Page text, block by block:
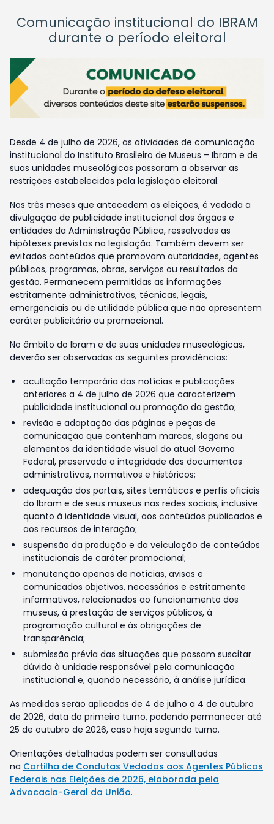
Comunicação institucional do IBRAM
durante o período eleitoral
Desde 4 de julho de 2026, as atividades de comunicação
institucional do Instituto Brasileiro de Museus – Ibram e de
suas unidades museológicas passaram a observar as
restrições estabelecidas pela legislação eleitoral.
Nos três meses que antecedem as eleições, é vedada a
divulgação de publicidade institucional dos órgãos e
entidades da Administração Pública, ressalvadas as
hipóteses previstas na legislação. Também devem ser
evitados conteúdos que promovam autoridades, agentes
públicos, programas, obras, serviços ou resultados da
gestão. Permanecem permitidas as informações
estritamente administrativas, técnicas, legais,
emergenciais ou de utilidade pública que não apresentem
caráter publicitário ou promocional.
No âmbito do Ibram e de suas unidades museológicas,
deverão ser observadas as seguintes providências:
ocultação temporária das notícias e publicações
anteriores a 4 de julho de 2026 que caracterizem
publicidade institucional ou promoção da gestão;
revisão e adaptação das páginas e peças de
comunicação que contenham marcas, slogans ou
elementos da identidade visual do atual Governo
Federal, preservada a integridade dos documentos
administrativos, normativos e históricos;
adequação dos portais, sites temáticos e perfis oficiais
do Ibram e de seus museus nas redes sociais, inclusive
quanto à identidade visual, aos conteúdos publicados e
aos recursos de interação;
suspensão da produção e da veiculação de conteúdos
institucionais de caráter promocional;
manutenção apenas de notícias, avisos e
comunicados objetivos, necessários e estritamente
informativos, relacionados ao funcionamento dos
museus, à prestação de serviços públicos, à
programação cultural e às obrigações de
transparência;
submissão prévia das situações que possam suscitar
dúvida à unidade responsável pela comunicação
institucional e, quando necessário, à análise jurídica.
As medidas serão aplicadas de 4 de julho a 4 de outubro
de 2026, data do primeiro turno, podendo permanecer até
25 de outubro de 2026, caso haja segundo turno.
Orientações detalhadas podem ser consultadas
na Cartilha de Condutas Vedadas aos Agentes Públicos
Federais nas Eleições de 2026, elaborada pela
Advocacia-Geral da União.